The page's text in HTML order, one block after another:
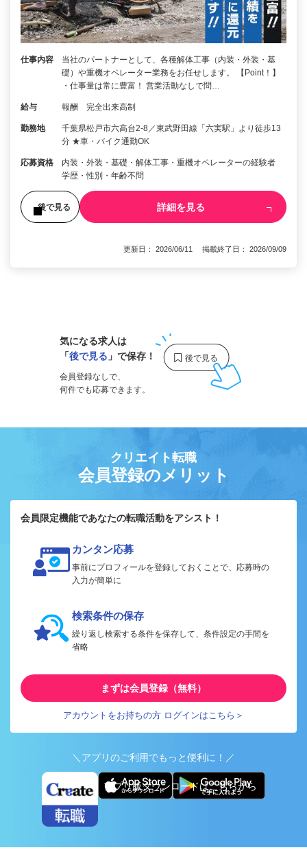
仕事内容
当社のパートナーとして、各種解体工事（内装・外装・基
礎）や重機オペレーター業務をお任せします。 【Point！】
・仕事量は常に豊富！ 営業活動なしで問…
給与 報酬 完全出来高制
勤務地
千葉県松戸市六高台2-8／東武野田線「六実駅」より徒歩13
分 ★車・バイク通勤OK
応募資格
内装・外装・基礎・解体工事・重機オペレーターの経験者
学歴・性別・年齢不問
後で見る 詳細を見る
更新日： 2026/06/11 掲載終了日： 2026/09/09
気になる求人は
「後で見る 」で保存！
会員登録なしで、
何件でも応募できます。
クリエイト転職
会員登録のメリット
会員限定機能であなたの転職活動をアシスト！
カンタン応募
事前にプロフィールを登録しておくことで、応募時の
入力が簡単に
検索条件の保存
繰り返し検索する条件を保存して、条件設定の手間を
省略
まずは会員登録（無料）
アカウントをお持ちの方 ログインはこちら＞
＼アプリのご利用でもっと便利に！／
アプリ版ダウンロードはこちらから